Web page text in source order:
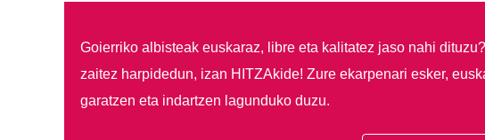
Goierriko albisteak euskaraz, libre eta kalitatez jaso nahi dituzu?
zaitez harpidedun, izan HITZAkide! Zure ekarpenari esker,
garatzen eta indartzen lagunduko duzu.